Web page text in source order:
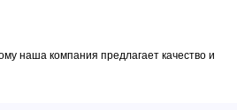
наша компания предлагает качество и